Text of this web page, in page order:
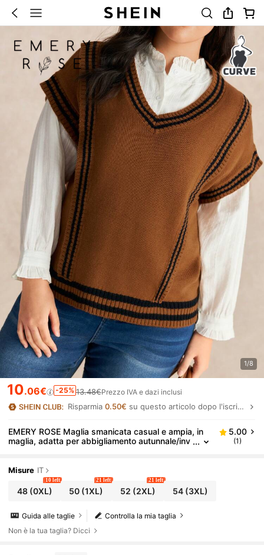
1/8
10.06€ -25% 13.48€Prezzo IVA e dazi inclusi
Risparmia0.50€ su questo articolo dopo l'iscrizione.
EMERY ROSE Maglia smanicata casual e ampia, in
maglia, adatta per abbigliamento autunnale/inv
5.00
(1)
Misure IT
48(0XL)
10 left
50 (1XL)
21 left
52 (2XL)
21 left
54(3XL)
Controlla la mia taglia
Guida alle taglie
Non è la tua taglia? Dicci